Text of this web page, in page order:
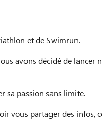
et de Swimrun.
avons décidé de
sa passion sans limite.
partager des infos,